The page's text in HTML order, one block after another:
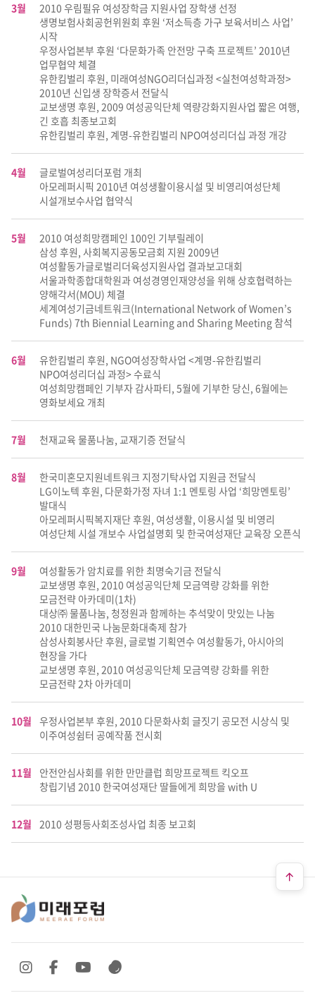
3월
2010 우림필유 여성장학금 지원사업 장학생 선정
생명보험사회공헌위원회 후원 ‘저소득층 가구 보육서비스 사업’
시작
우정사업본부 후원 ‘다문화가족 안전망 구축 프로젝트’ 2010년
업무협약 체결
유한킴벌리 후원, 미래여성NGO리더십과정 <실천여성학과정>
2010년 신입생 장학증서 전달식
교보생명 후원, 2009 여성공익단체 역량강화지원사업 짧은 여행,
긴 호흡 최종보고회
유한킴벌리 후원, 계명-유한킴벌리 NPO여성리더십 과정 개강
4월
글로벌여성리더포럼 개최
아모레퍼시픽 2010년 여성생활이용시설 및 비영리여성단체
시설개보수사업 협약식
5월
2010 여성희망캠페인 100인 기부릴레이
삼성 후원, 사회복지공동모금회 지원 2009년
여성활동가글로벌리더육성지원사업 결과보고대회
서울과학종합대학원과 여성경영인재양성을 위해 상호협력하는
양해각서(MOU) 체결
세계여성기금네트워크(International Network of Women’s
Funds) 7th Biennial Learning and Sharing Meeting 참석
6월
유한킴벌리 후원, NGO여성장학사업 <계명-유한킴벌리
NPO여성리더십 과정> 수료식
여성희망캠페인 기부자 감사파티, 5월에 기부한 당신, 6월에는
영화보세요 개최
7월 천재교육 물품나눔, 교재기증 전달식
8월
한국미혼모지원네트워크 지정기탁사업 지원금 전달식
LG이노텍 후원, 다문화가정 자녀 1:1 멘토링 사업 ‘희망멘토링’
발대식
아모레퍼시픽복지재단 후원, 여성생활, 이용시설 및 비영리
여성단체 시설 개보수 사업설명회 및 한국여성재단 교육장 오픈식
9월
여성활동가 암치료를 위한 최명숙기금 전달식
교보생명 후원, 2010 여성공익단체 모금역량 강화를 위한
모금전략 아카데미(1차)
대상㈜ 물품나눔, 청정원과 함께하는 추석맞이 맛있는 나눔
2010 대한민국 나눔문화대축제 참가
삼성사회봉사단 후원, 글로벌 기획연수 여성활동가, 아시아의
현장을 가다
교보생명 후원, 2010 여성공익단체 모금역량 강화를 위한
모금전략 2차 아카데미
10월 우정사업본부 후원, 2010 다문화사회 글짓기 공모전 시상식 및
이주여성쉼터 공예작품 전시회
11월
안전안심사회를 위한 만만클럽 희망프로젝트 킥오프
창립기념 2010 한국여성재단 딸들에게 희망을 with U
12월 2010 성평등사회조성사업 최종 보고회
SNS 바로가기
SNS 바로가기SNS 바로가기
SNS 바로가기